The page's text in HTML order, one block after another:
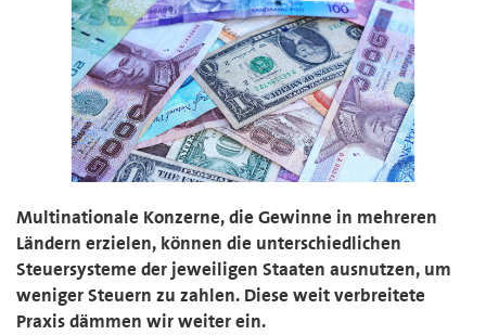
Multinationale Konzerne, die Gewinne in mehreren
Ländern erzielen, können die unterschiedlichen
Steuersysteme der jeweiligen Staaten ausnutzen, um
weniger Steuern zu zahlen. Diese weit verbreitete
Praxis dämmen wir weiter ein.